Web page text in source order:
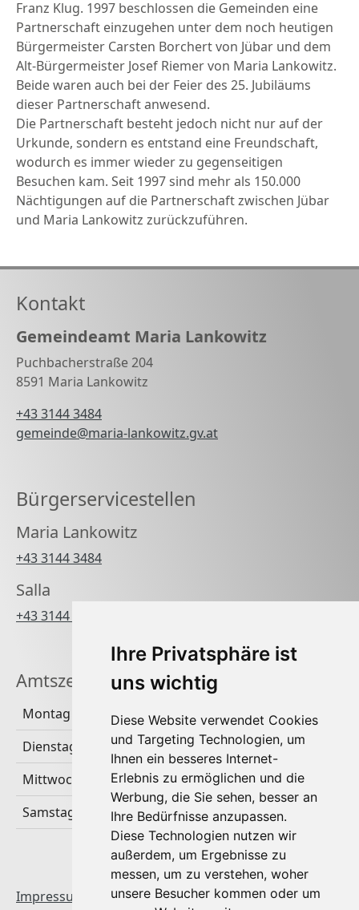
Ihre Privatsphäre ist
uns wichtig
Diese Website verwendet Cookies
und Targeting Technologien, um
Ihnen ein besseres Internet-
Erlebnis zu ermöglichen und die
Werbung, die Sie sehen, besser an
Ihre Bedürfnisse anzupassen.
Diese Technologien nutzen wir
außerdem, um Ergebnisse zu
messen, um zu verstehen, woher
unsere Besucher kommen oder um
Franz Klug. 1997 beschlossen die Gemeinden eine
Partnerschaft einzugehen unter dem noch heutigen
Bürgermeister Carsten Borchert von Jübar und dem
Alt-Bürgermeister Josef Riemer von Maria Lankowitz.
Beide waren auch bei der Feier des 25. Jubiläums
dieser Partnerschaft anwesend.
Die Partnerschaft besteht jedoch nicht nur auf der
Urkunde, sondern es entstand eine Freundschaft,
wodurch es immer wieder zu gegenseitigen
Besuchen kam. Seit 1997 sind mehr als 150.000
Nächtigungen auf die Partnerschaft zwischen Jübar
und Maria Lankowitz zurückzuführen.
Kontakt
Gemeindeamt Maria Lankowitz
Puchbacherstraße 204
8591 Maria Lankowitz
+43 3144 3484
gemeinde@maria-lankowitz.gv.at
Bürgerservicestellen
Maria Lankowitz
+43 3144 3484
Salla
+43 3144 3484 270
Amtszeiten
Montag
Dienstag & Donnerstag
Mittwoch & Freitag
Samstag & Sonntag
Impressum & Datenschutz|Startseite